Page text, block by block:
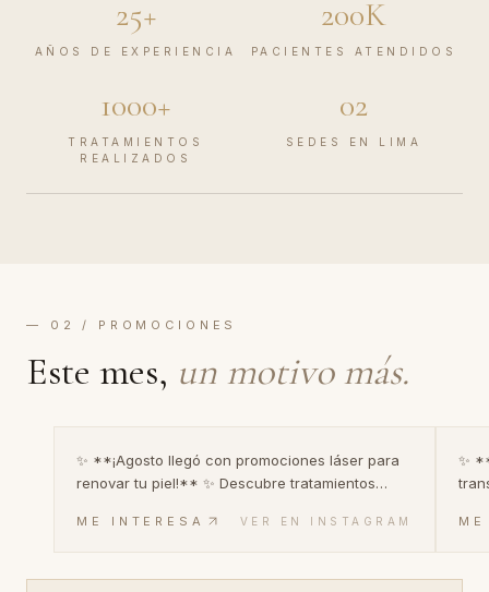
25+
AÑOS DE EXPERIENCIA
200K
PACIENTES ATENDIDOS
1000+
TRATAMIENTOS
REALIZADOS
02
SEDES EN LIMA
— 02 / PROMOCIONES
Este mes, un motivo más.
✨ **¡Agosto llegó con promociones láser para
renovar tu piel!** ✨ Descubre tratamientos
melasma, las secuelas de acné, las estrías, la
papada, los acrocordones y los signos de
ME INTERESA VER EN INSTAGRAM
✨